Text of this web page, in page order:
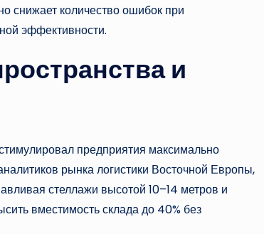
снижает количество ошибок при
эффективности.
и
предприятия максимально
рынка логистики Восточной Европы,
стеллажи высотой 10–14 метров и
вместимость склада до 40% без